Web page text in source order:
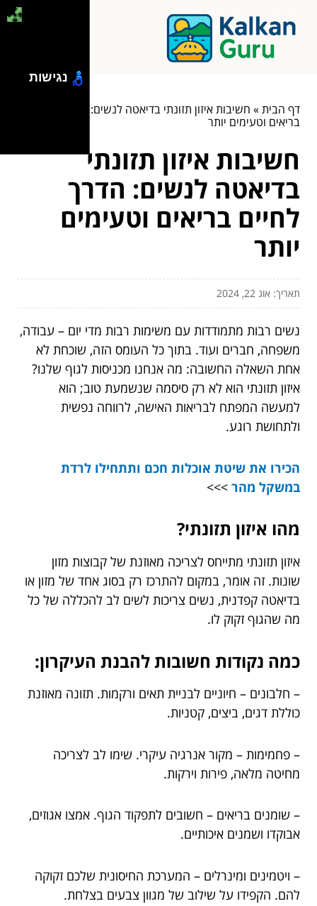
דף הבית» חשיבות איזון תזונתי בדיאטה לנשים: הדרך לחיים
בריאים וטעימים יותר
חשיבות איזון תזונתי
בדיאטה לנשים: הדרך
לחיים בריאים וטעימים
יותר
תאריך: אוג 22, 2024
נשים רבות מתמודדות עם משימות רבות מדי יום – עבודה,
משפחה, חברים ועוד. בתוך כל העומס הזה, שוכחת לא
אחת השאלה החשובה: מה אנחנו מכניסות לגוף שלנו?
איזון תזונתי הוא לא רק סיסמה שנשמעת טוב; הוא
למעשה המפתח לבריאות האישה, לרווחה נפשית
ולתחושת רוגע.
הכירו את שיטת אוכלות חכם ותתחילו לרדת
במשקל מהר >>>
מהו איזון תזונתי?
איזון תזונתי מתייחס לצריכה מאוזנת של קבוצות מזון
שונות. זה אומר, במקום להתרכז רק בסוג אחד של מזון או
בדיאטה קפדנית, נשים צריכות לשים לב להכללה של כל
מה שהגוף זקוק לו.
כמה נקודות חשובות להבנת העיקרון:
– חלבונים – חיוניים לבניית תאים ורקמות. תזונה מאוזנת
כוללת דגים, ביצים, קטניות.
– פחמימות – מקור אנרגיה עיקרי. שימו לב לצריכה
מחיטה מלאה, פירות וירקות.
– שומנים בריאים – חשובים לתפקוד הגוף. אמצו אגוזים,
אבוקדו ושמנים איכותיים.
– ויטמינים ומינרלים – המערכת החיסונית שלכם זקוקה
להם. הקפידו על שילוב של מגוון צבעים בצלחת.
נגישות